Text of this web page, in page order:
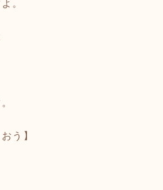
。
う】